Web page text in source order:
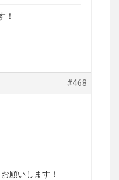
！
#468
願いします！